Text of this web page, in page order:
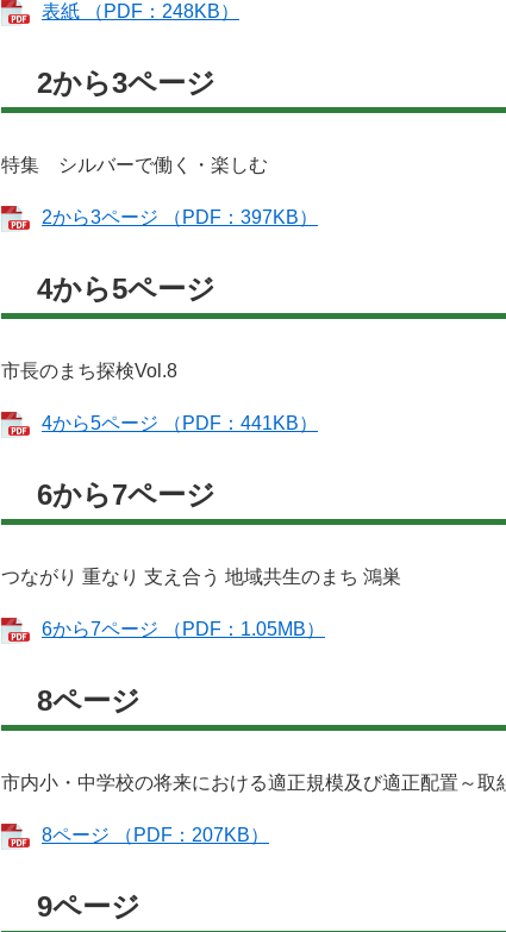
表紙 （PDF：248KB）
2から3ページ
特集 シルバーで働く・楽しむ
2から3ページ （PDF：397KB）
4から5ページ
市長のまち探検Vol.8
4から5ページ （PDF：441KB）
6から7ページ
つながり 重なり 支え合う 地域共生のまち 鴻巣
6から7ページ （PDF：1.05MB）
8ページ
市内小・中学校の将来における適正規模及び適正配置～取
8ページ （PDF：207KB）
9ページ